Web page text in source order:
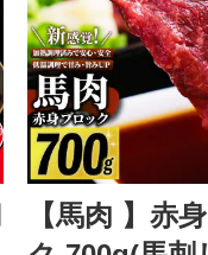
【馬肉 】赤